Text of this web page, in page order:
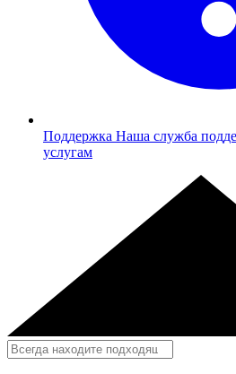
Поддержка Наша служба
услугам